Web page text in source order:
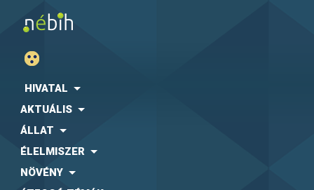
HIVATAL
AKTUÁLIS
ÁLLAT
ÉLELMISZER
NÖVÉNY